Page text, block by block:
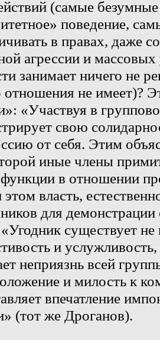
(самые
поведение,
в правах, даже
агрессии и
занимает ничего не
отношения не имеет)?
«Участвуя в
свою
от себя. Этим
иные члены
функции в отношении
власть,
для
существует
и
неприязнь всей
и милость к
впечатление
(тот же Дроганов).